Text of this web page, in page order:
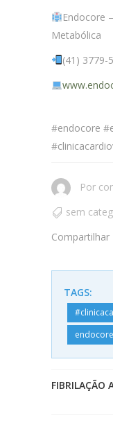
Endocore
Metabólica
(41)
#endocore
Por
sem
Compartilhar
TAGS:
endocore
FIBRILAÇÃO